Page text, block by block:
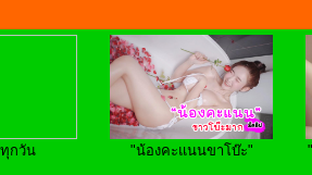
กวัน "น้องคะแนนขาโบ๊ะ"